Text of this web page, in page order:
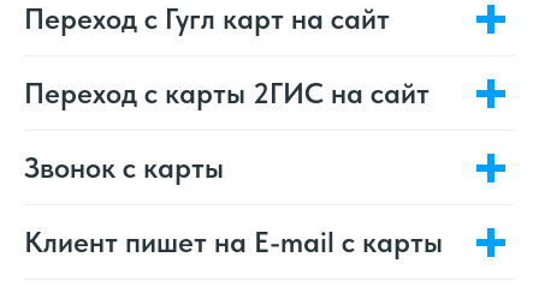
Переход с Гугл карт на сайт
Переход с карты 2ГИС на сайт
Звонок с карты
Клиент пишет на E-mail с карты